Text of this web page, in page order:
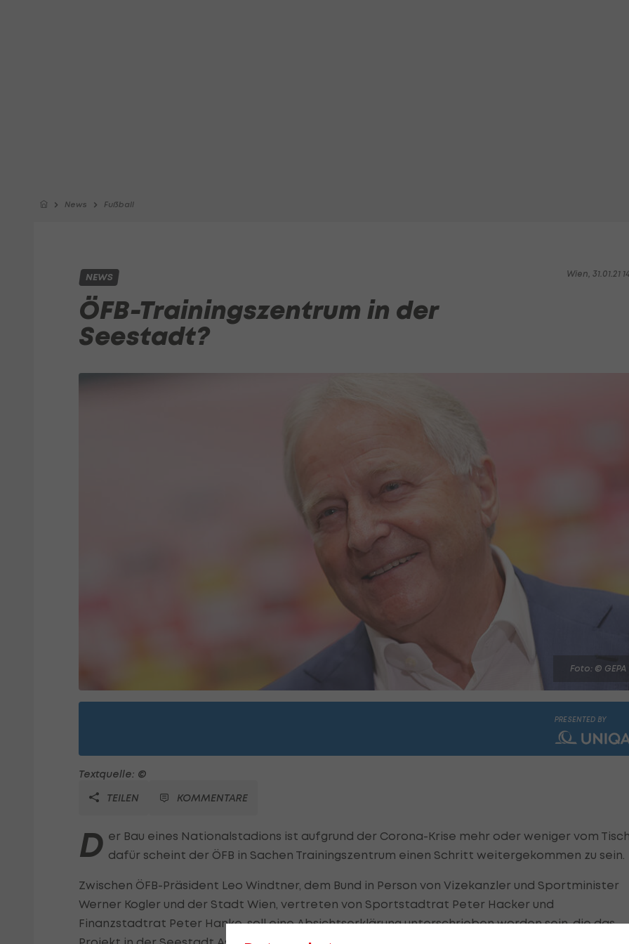
News Fußball
Wien, 31.01.21
NEWS
ÖFB-Trainingszentrum in der
Seestadt?
Foto: © GEPA
PRESENTED BY
Textquelle: ©
TEILEN
KOMMENTARE
D er Bau eines Nationalstadions ist aufgrund der Corona-Krise mehr oder weniger vom
dafür scheint der ÖFB in Sachen Trainingszentrum einen Schritt weitergekommen zu sein.
Zwischen ÖFB-Präsident Leo Windtner, dem Bund in Person von Vizekanzler und Sportminister
Werner Kogler und der Stadt Wien, vertreten von Sportstadtrat Peter Hacker und
Finanzstadtrat Peter Hanke, soll eine Absichtserklärung unterschrieben worden sein, die das